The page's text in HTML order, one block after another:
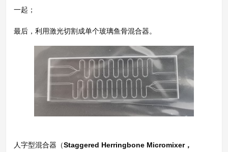
一起；
最后，利用激光切割成单个玻璃鱼骨混合器。
人字型混合器（Staggered Herringbone Micromixer，